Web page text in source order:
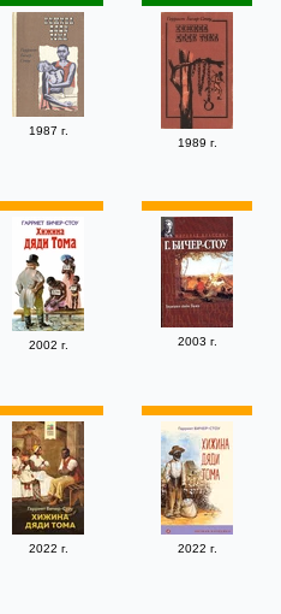
1987 г.
1989 г.
2002 г. 2003 г.
2022 г. 2022 г.